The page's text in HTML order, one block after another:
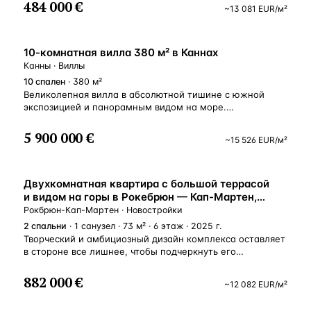
этажа пользуются дополнительным преимуществом.
открывается 360-градусный вид на окрестности. Жители
также пользуются удобствами, предлагаемыми общим
двором с очень аккуратным озеленением.
484 000 € ~13 081 EUR/м²
10-комнатная вилла 380 м² в Каннах
Канны · Виллы
10 спален · 380 м²
Великолепная вилла в абсолютной тишине с южной
экспозицией и панорамным видом на море.
в нескольких минутах езды от центра Канн
и набережной Круазет. Главный дом расположен
гостиной с камином, столовой, семейной кухни,
прачечной и гардеробной, винная комната. На нижнем
этаже расположены четыре спальни с ванными
персонала с гостиной, кухней, двумя спальнями
и ванной комнатой. В саду бассейн, пулхаус и летняя
кухня. Двойной гараж, парковка для многих
5 900 000 € ~15 526 EUR/м²
НОВОСТРОЙКА
Двухкомнатная квартира с большой террасой
и видом на горы в Рокебрюн — Кап-Мартен,
Лазурный Берег, Франция
Рокбрюн-Кап-Мартен · Новостройки
2 спальни · 1 санузел · 73 м² · 6 этаж · 2025 г.
Творческий и амбициозный дизайн комплекса оставляет
в стороне все лишнее, чтобы подчеркнуть его
объемов на фасаде предлагает красивую гармонию
и идеальный баланс. Преобладание белого цвета
882 000 € ~12 082 EUR/м²